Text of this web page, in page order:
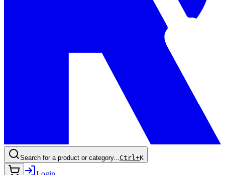
Search for a product or category...Ctrl+K